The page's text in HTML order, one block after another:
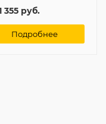
355 руб.
Подробнее